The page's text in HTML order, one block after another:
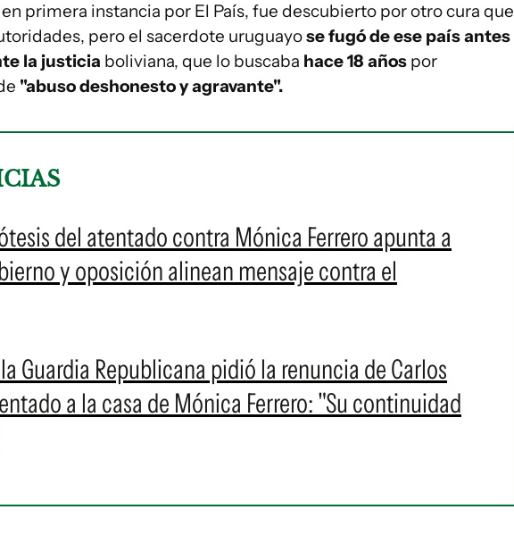
primera instancia por El País, fue descubierto por otro cura que
pero el sacerdote uruguayose fugó de ese país antes
la justicia boliviana, que lo buscaba hace 18 años por
"abuso deshonesto y agravante".
del atentado contra Mónica Ferrero apunta a
y oposición alinean mensaje contra el
Guardia Republicana pidió la renuncia de Carlos
a la casa de Mónica Ferrero: "Su continuidad